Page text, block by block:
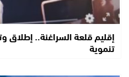
إقليم قلعة السراغنة..
تنموية